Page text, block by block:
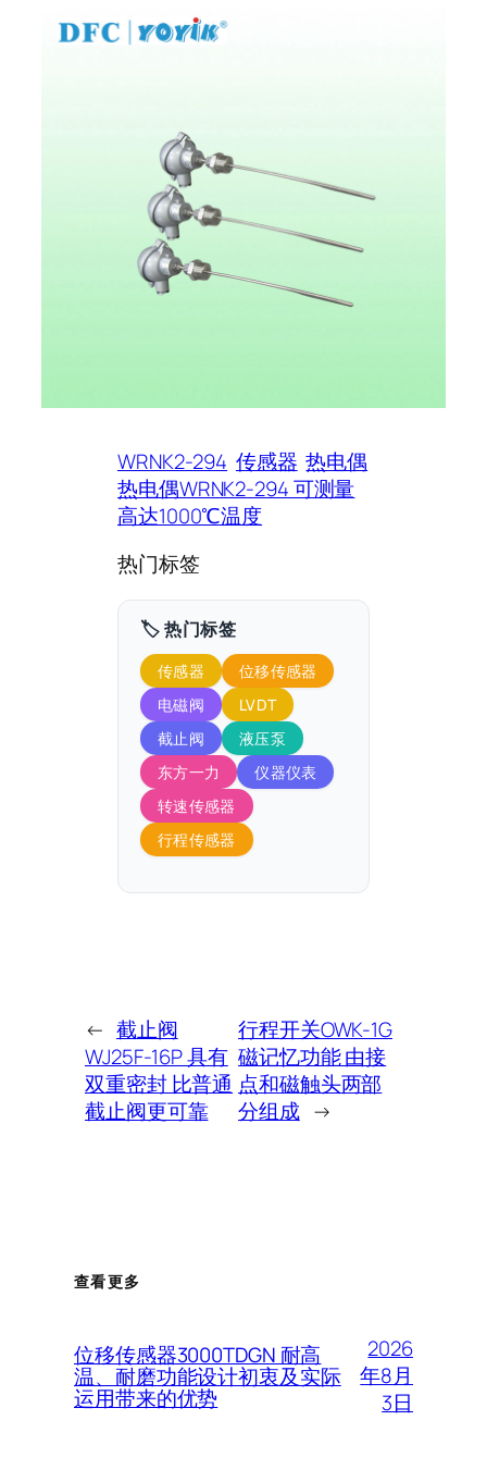
WRNK2-294 传感器 热电偶
热电偶WRNK2-294 可测量
高达1000℃温度
热门标签
🏷️ 热门标签
传感器
位移传感器
电磁阀
LVDT
截止阀
液压泵
东方一力
仪器仪表
转速传感器
行程传感器
← 截止阀
WJ25F-16P 具有
双重密封 比普通
截止阀更可靠
行程开关OWK-1G
磁记忆功能 由接
点和磁触头两部
分组成 →
查看更多
位移传感器3000TDGN 耐高
温、耐磨功能设计初衷及实际
运用带来的优势
2026
年8月
3日